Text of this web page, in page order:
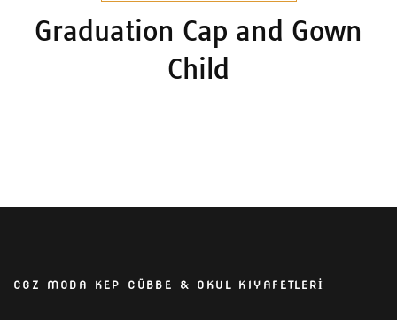
Graduation Cap and Gown
Child
CGZ MODA KEP CÜBBE & OKUL KIYAFETLERİ